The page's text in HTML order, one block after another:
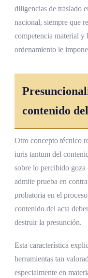
diligencias de traslado
nacional, siempre que
competencia material y
ordenamiento le
contenido
Otro concepto técnico
iuris tantum del
sobre lo percibido goza
admite prueba en
probatoria en el
contenido del acta
destruir la presunción.
Esta característica
herramientas tan
especialmente en